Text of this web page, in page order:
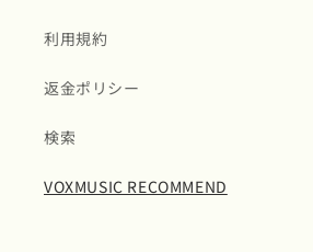
利用規約
返金ポリシー
検索
VOXMUSIC RECOMMEND